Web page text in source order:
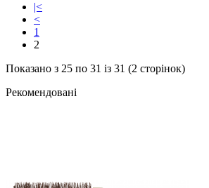
|<
<
1
2
Показано з 25 по 31 із 31 (2 сторінок)
Рекомендовані